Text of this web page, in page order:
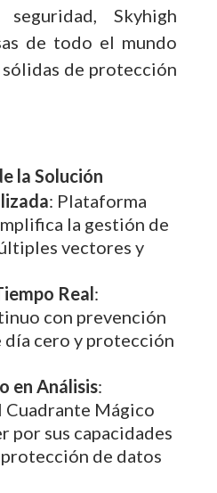
Skyhigh
de todo el mundo
de protección
la Solución
: Plataforma
la gestión de
vectores y
Real:
con prevención
día cero y protección
en Análisis:
Cuadrante Mágico
por sus capacidades
de datos